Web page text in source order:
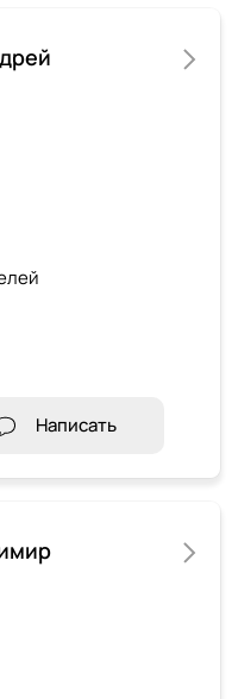
Написать